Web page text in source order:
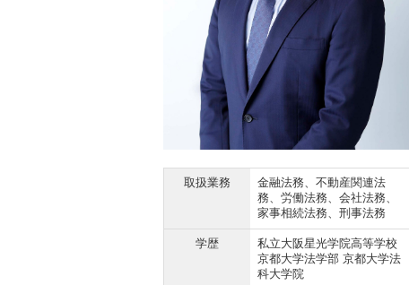
取扱業務
金融法務、不動産関連法
務、労働法務、会社法務、
家事相続法務、刑事法務
学歴
私立大阪星光学院高等学校
京都大学法学部 京都大学法
科大学院